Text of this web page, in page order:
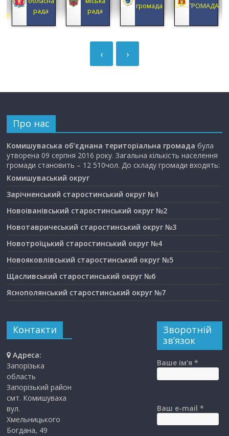
рада
рада
громада
ГРОМАДА
›
‹
Про нас
Комишуваська об’єднана територіальна громада була
утворена 09 серпня 2016 року. Загальна кількість населення
громади становить – 12 510чол. До складу громади входять:
Комишуваський округ
Зарічненський старостинський округ №1
Новоіванівський старостинський округ №2
Новотавричеський старостинський округ №3
Новотроїцький старостинський округ №4
Новояковлівський старостинський округ №5
Щасливський старостинський округ №6
Яснополянський старостинський округ №7
Контакти
Адреса:
Запорізька
область
Запорізький район
смт. Комишуваха
вул.
Хмельницького
Богдана, 49
Зворотній
зв’язок
Ваше ім'я *
Ваш e-mail *